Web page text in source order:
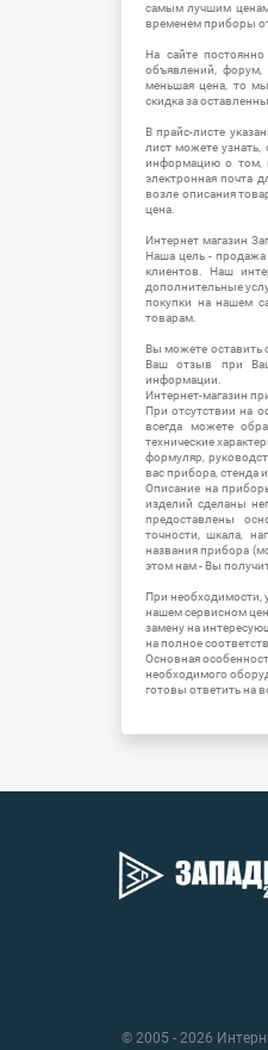
самым лучшим
временем приборы
На сайте
объявлений, форум,
меньшая цена, то
скидка за
В прайс-листе
лист можете
информацию о том,
электронная почта
возле описания
цена.
Интернет магазин
Наша цель -
клиентов. Наш
дополнительные
покупки на нашем
товарам.
Вы можете оставить
Ваш отзыв при
информации.
Интернет-магазин
При отсутствии на
всегда можете
технические
формуляр,
вас прибора, стенда
Описание на
изделий сделаны
предоставлены
точности, шкала,
названия прибора
этом нам - Вы
При необходимости,
нашем сервисном
замену на
на полное
Основная
необходимого
готовы ответить на
© 2005 - 2026